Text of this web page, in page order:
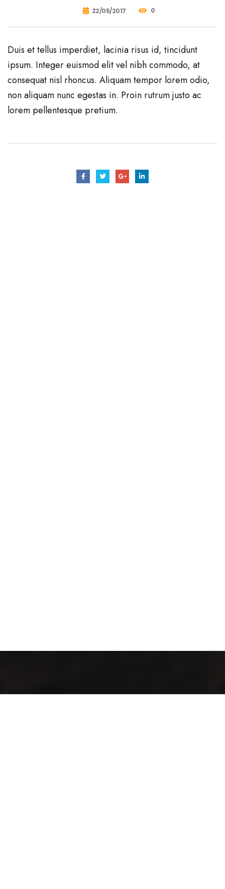
22/05/2017 0
Duis et tellus imperdiet, lacinia risus id, tincidunt
ipsum. Integer euismod elit vel nibh commodo, at
consequat nisl rhoncus. Aliquam tempor lorem odio,
non aliquam nunc egestas in. Proin rutrum justo ac
lorem pellentesque pretium.